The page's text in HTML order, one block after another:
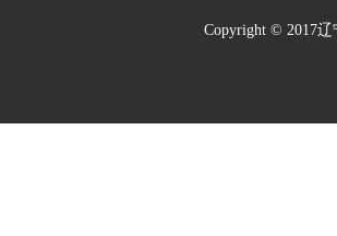
Copyright © 2017